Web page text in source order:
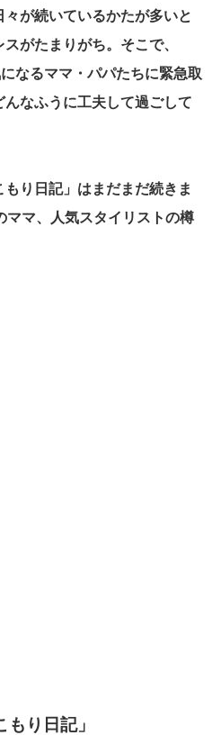
が続いているかたが多いと
がたまりがち。 そこで、
なるママ・パパたちに緊急取
なふうに工夫して過ごして
もり日記」は まだまだ続きま
マ、人気スタイリストの樽
り日記」